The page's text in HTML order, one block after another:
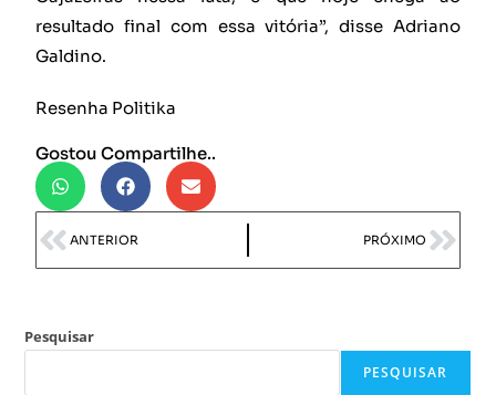
resultado final com essa vitória”, disse Adriano
Galdino.
Resenha Politika
Gostou Compartilhe..
ANTERIOR PRÓXIMO
Pesquisar
PESQUISAR